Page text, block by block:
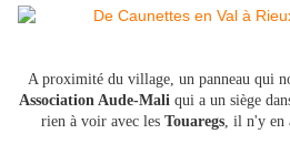
A proximité du village, un panneau qui
Association Aude-Maliqui a un siège
rien à voir avec les Touaregs, il n'y en